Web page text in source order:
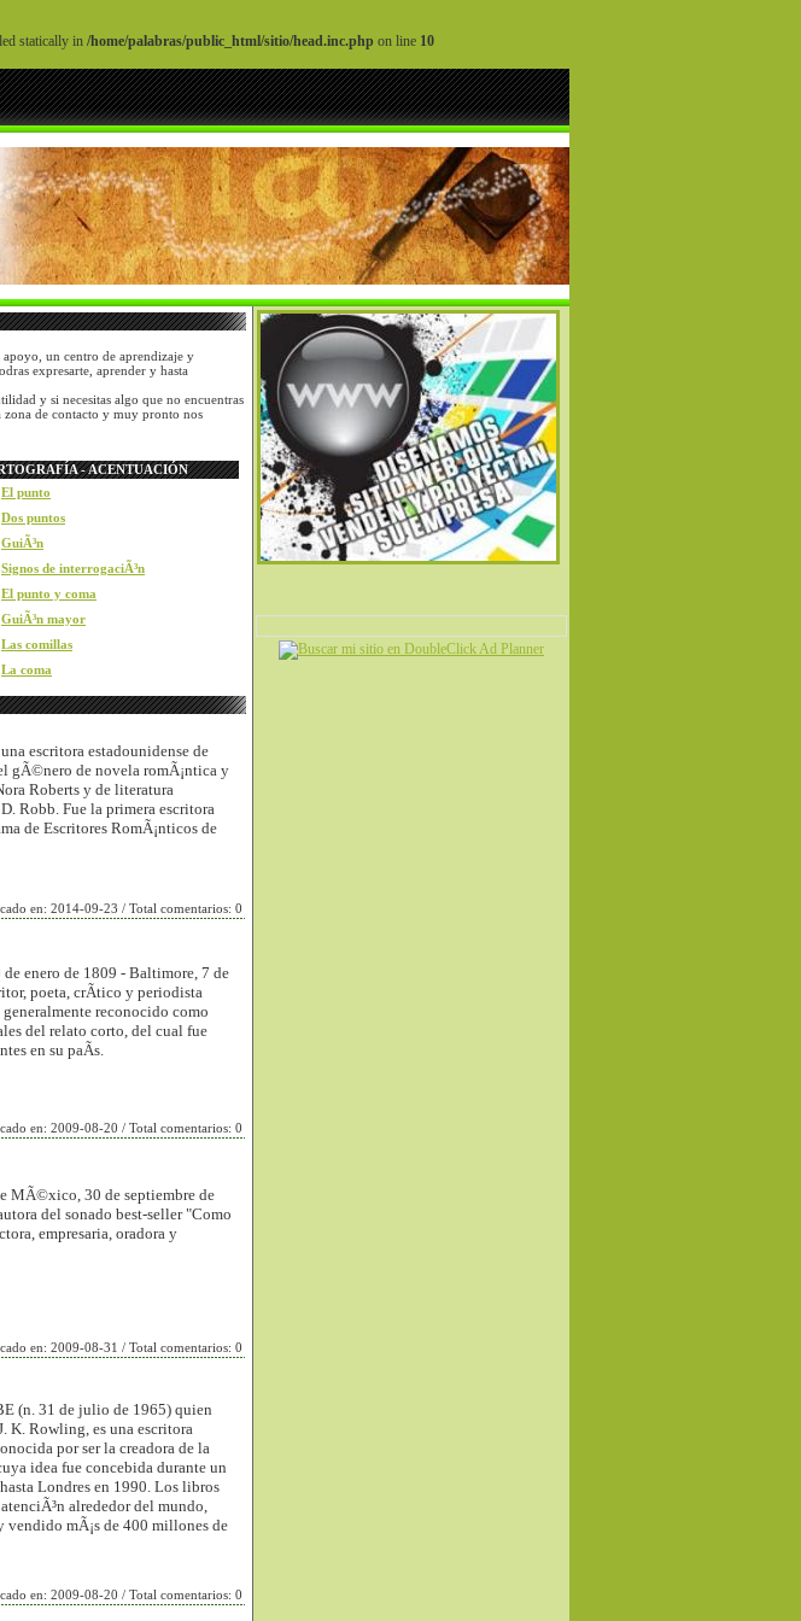
statically in /home/palabras/public_html/sitio/head.inc.php on line 10
un centro de aprendizaje y
expresarte, aprender y hasta
y si necesitas algo que no encuentras
zona de contacto y muy pronto nos
- ACENTUACIÓN
El punto
Dos puntos
GuiÃ³n
Signos de interrogaciÃ³n
El punto y coma
GuiÃ³n mayor
Las comillas
La coma
escritora estadounidense de
gÃ©nero de novela romÃ¡ntica y
Roberts y de literatura
Robb. Fue la primera escritora
de Escritores RomÃ¡nticos de
en: 2014-09-23 / Total comentarios: 0
enero de 1809 - Baltimore, 7 de
poeta, crÃ­tico y periodista
reconocido como
del relato corto, del cual fue
en su paÃ­s.
en: 2009-08-20 / Total comentarios: 0
MÃ©xico, 30 de septiembre de
del sonado best-seller "Como
empresaria, oradora y
en: 2009-08-31 / Total comentarios: 0
(n. 31 de julio de 1965) quien
K. Rowling, es una escritora
por ser la creadora de la
idea fue concebida durante un
Londres en 1990. Los libros
alrededor del mundo,
vendido mÃ¡s de 400 millones de
en: 2009-08-20 / Total comentarios: 0